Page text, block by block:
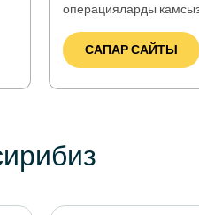
операцияларды
САПАР САЙТЫ